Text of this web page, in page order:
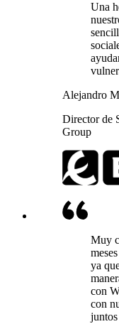
Una
Alejandro
Director de
Group
Muy
ya
con
con